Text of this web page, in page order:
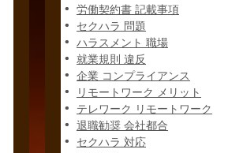
労働契約書 記載事項
セクハラ 問題
ハラスメント 職場
就業規則 違反
企業 コンプライアンス
リモートワーク メリット
テレワーク リモートワーク
退職勧奨 会社都合
セクハラ 対応